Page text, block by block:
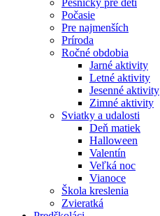
Pesničky pre deti
Počasie
Pre najmenších
Príroda
Ročné obdobia
Jarné aktivity
Letné aktivity
Jesenné aktivity
Zimné aktivity
Sviatky a udalosti
Deň matiek
Halloween
Valentín
Veľká noc
Vianoce
Škola kreslenia
Zvieratká